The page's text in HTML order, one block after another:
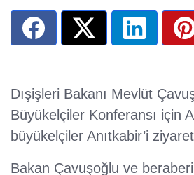
Dışişleri Bakanı Mevlüt
Büyükelçiler Konferansı için
büyükelçiler Anıtkabir’i
Bakan Çavuşoğlu ve